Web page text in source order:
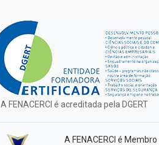
A FENACERCI é acreditada pela DGERT
A FENACERCI é